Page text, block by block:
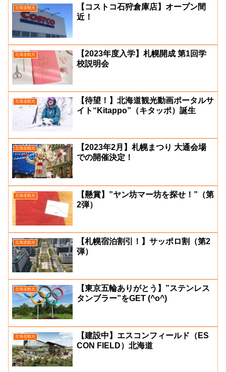
北海道観光
【コストコ石狩倉庫店】オープン間
近！
北海道観光
【2023年度入学】札幌開成 第1回学
校説明会
北海道観光
【待望！】北海道観光動画ポータルサ
イト“Kitappo”（キタッポ）誕生
北海道観光
【2023年2月】札幌まつり 大通会場
での開催決定！
北海道観光
【懸賞】”ヤン坊マー坊を探せ！”（第
2弾）
北海道観光
【札幌宿泊割引！】サッポロ割（第2
弾）
北海道観光
【東京五輪ありがとう】”ステンレス
タンブラー”をGET (^o^)
北海道観光
【建設中】エスコンフィールド（ES
CON FIELD）北海道